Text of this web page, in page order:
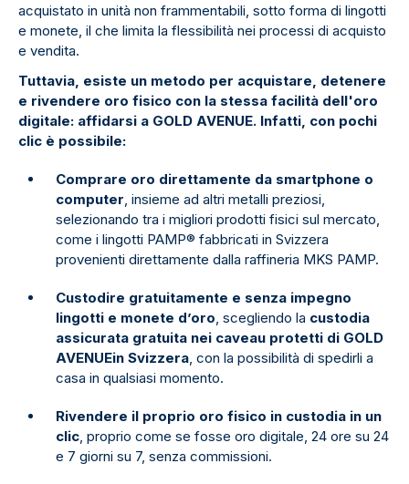
acquistato in unità non frammentabili, sotto forma di lingotti
e monete, il che limita la flessibilità nei processi di acquisto
e vendita.
Tuttavia, esiste un metodo per acquistare, detenere
e rivendere oro fisico con la stessa facilità dell'oro
digitale: affidarsi a GOLD AVENUE. Infatti, con pochi
clic è possibile:
Comprare oro direttamente da smartphone o
computer, insieme ad altri metalli preziosi,
selezionando tra i migliori prodotti fisici sul mercato,
come i lingotti PAMP® fabbricati in Svizzera
provenienti direttamente dalla raffineria MKS PAMP.
Custodire gratuitamente e senza impegno
lingotti e monete d’oro, scegliendo la custodia
assicurata gratuita nei caveau protetti di GOLD
AVENUEin Svizzera, con la possibilità di spedirli a
casa in qualsiasi momento.
Rivendere il proprio oro fisico in custodia in un
clic, proprio come se fosse oro digitale, 24 ore su 24
e 7 giorni su 7, senza commissioni.